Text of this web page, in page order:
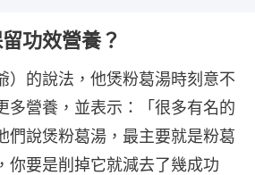
功效營養？
）的說法，他煲粉葛湯時刻意不
多營養，並表示：「很多有名的
們說煲粉葛湯，最主要就是粉葛
你要是削掉它就減去了幾成功